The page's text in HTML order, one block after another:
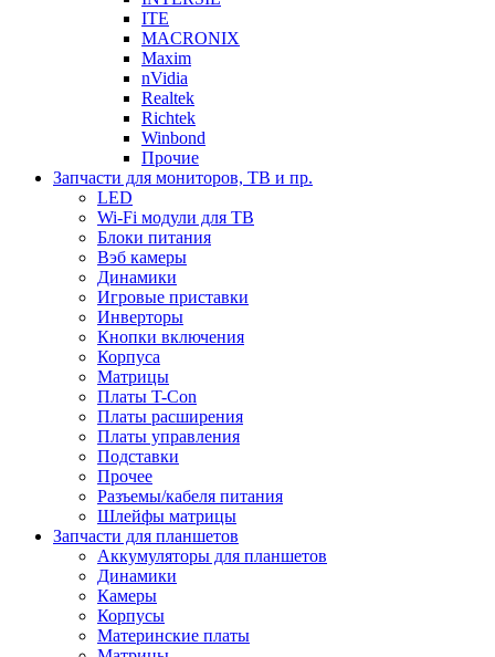
ITE
MACRONIX
Maxim
nVidia
Realtek
Richtek
Winbond
Прочие
Запчасти для мониторов, ТВ и пр.
LED
Wi-Fi модули для ТВ
Блоки питания
Вэб камеры
Динамики
Игровые приставки
Инверторы
Кнопки включения
Корпуса
Матрицы
Платы T-Con
Платы расширения
Платы управления
Подставки
Прочее
Разъемы/кабеля питания
Шлейфы матрицы
Запчасти для планшетов
Аккумуляторы для планшетов
Динамики
Камеры
Корпусы
Материнские платы